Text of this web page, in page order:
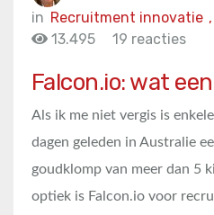
in Recruitment innovatie ,
13.495
19 reacties
Falcon.io: wat
Als ik me niet vergis is enkele
dagen geleden in Australie
goudklomp van meer dan 5
optiek is Falcon.io voor